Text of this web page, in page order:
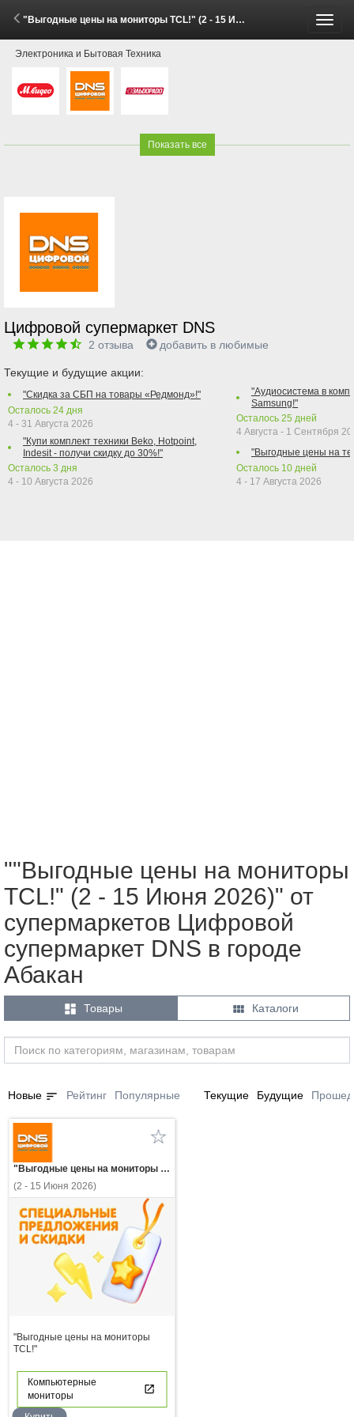
"Выгодные цены на мониторы TCL!" (2 - 15 Июня 2026)
Электроника и Бытовая Техника
Показать все
Цифровой супермаркет DNS
2 отзыва добавить в любимые
Текущие и будущие акции:
"Скидка за СБП на товары «Редмонд»!"
Осталось 24 дня
4 - 31 Августа 2026
"Купи комплект техники Beko, Hotpoint,
Indesit - получи скидку до 30%!"
Осталось 3 дня
4 - 10 Августа 2026
"Аудиосистема в
Samsung!"
Осталось 25 дней
4 Августа - 1 Сентября
"Выгодные цены на
Осталось 10 дней
4 - 17 Августа 2026
""Выгодные цены на мониторы
TCL!" (2 - 15 Июня 2026)" от
супермаркетов Цифровой
супермаркет DNS в городе
Абакан
 Товары  Каталоги
Новые sort Рейтинг Популярные Текущие Будущие
"Выгодные цены на мониторы TCL!"
(2 - 15 Июня 2026)
"Выгодные цены на мониторы
TCL!"
Компьютерные
мониторы